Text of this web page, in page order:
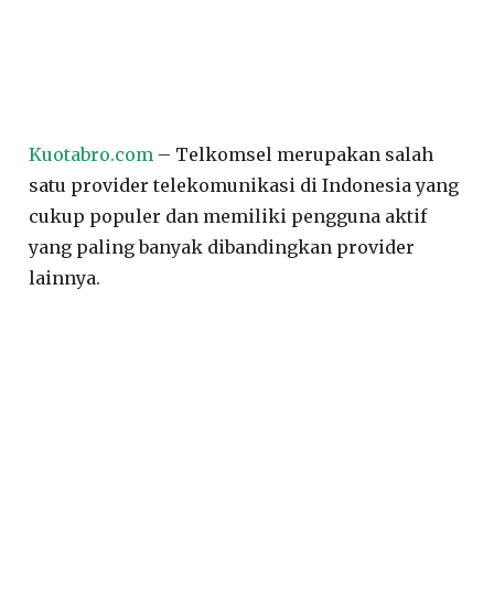
Kuotabro.com – Telkomsel merupakan salah
satu provider telekomunikasi di Indonesia yang
cukup populer dan memiliki pengguna aktif
yang paling banyak dibandingkan provider
lainnya.